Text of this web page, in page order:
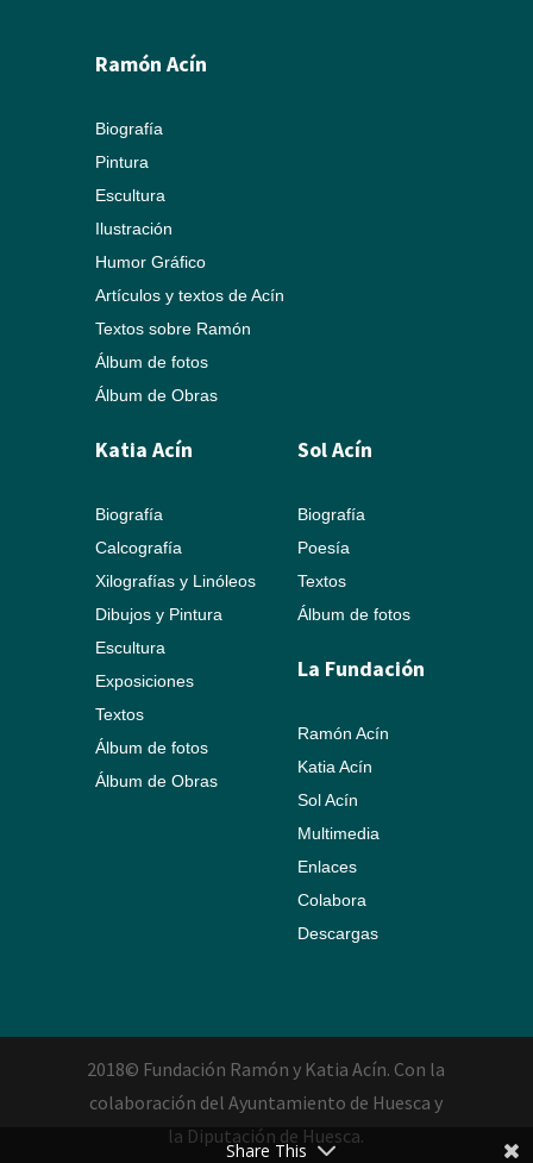
Ramón Acín
Biografía
Pintura
Escultura
Ilustración
Humor Gráfico
Artículos y textos de Acín
Textos sobre Ramón
Álbum de fotos
Álbum de Obras
Katia Acín
Biografía
Calcografía
Xilografías y Linóleos
Dibujos y Pintura
Escultura
Exposiciones
Textos
Álbum de fotos
Álbum de Obras
Sol Acín
Biografía
Poesía
Textos
Álbum de fotos
La Fundación
Ramón Acín
Katia Acín
Sol Acín
Multimedia
Enlaces
Colabora
Descargas
2018© Fundación Ramón y Katia Acín. Con la
colaboración del Ayuntamiento de Huesca y
la Diputación de Huesca.
Share This